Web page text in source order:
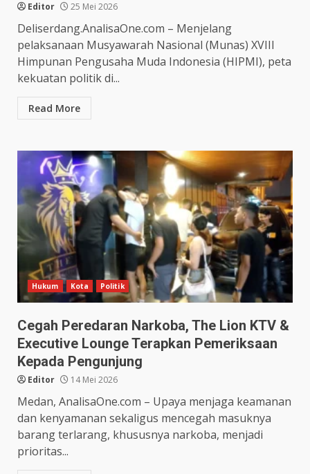
Editor 25 Mei 2026
Deliserdang.AnalisaOne.com – Menjelang
pelaksanaan Musyawarah Nasional (Munas) XVIII
Himpunan Pengusaha Muda Indonesia (HIPMI), peta
kekuatan politik di...
Read More
Hukum Kota Politik
Cegah Peredaran Narkoba, The Lion KTV &
Executive Lounge Terapkan Pemeriksaan
Kepada Pengunjung
Editor 14 Mei 2026
Medan, AnalisaOne.com – Upaya menjaga keamanan
dan kenyamanan sekaligus mencegah masuknya
barang terlarang, khususnya narkoba, menjadi
prioritas...